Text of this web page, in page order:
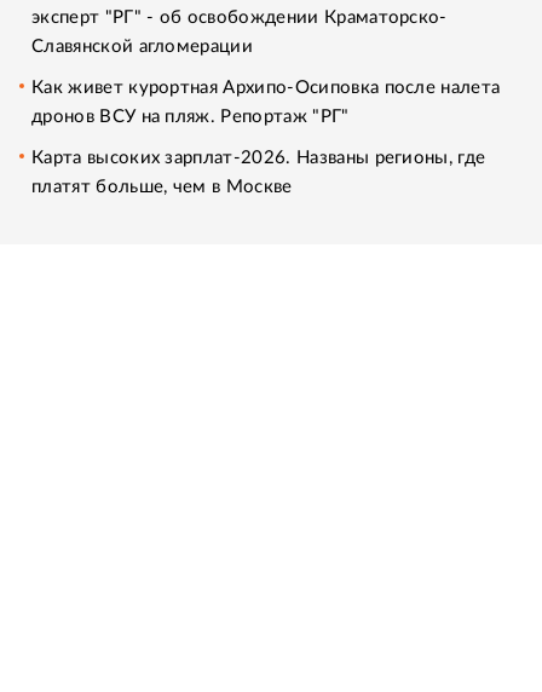
эксперт "РГ" - об освобождении Краматорско-
Славянской агломерации
Как живет курортная Архипо-Осиповка после налета
дронов ВСУ на пляж. Репортаж "РГ"
Карта высоких зарплат-2026. Названы регионы, где
платят больше, чем в Москве